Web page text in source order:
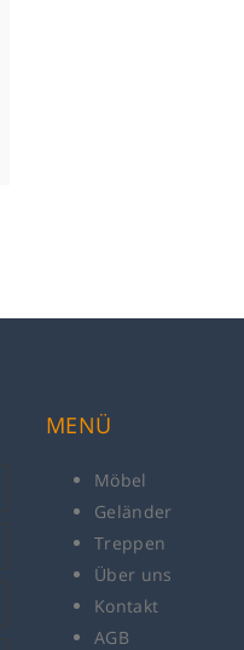
MENÜ
Möbel
Geländer
Treppen
Über uns
Kontakt
AGB